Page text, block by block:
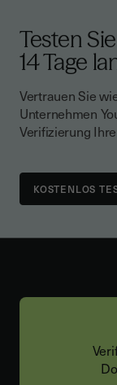
Testen
14 Tage
Vertrauen Sie
Unternehmen
Verifizierung